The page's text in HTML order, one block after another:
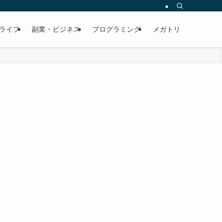
イフ 副業・ビジネス プログラミング メガトリ